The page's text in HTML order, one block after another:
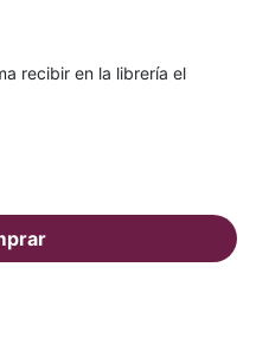
recibir en la librería el